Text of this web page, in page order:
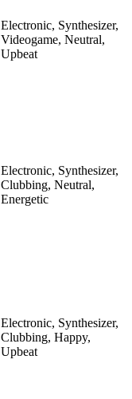
Electronic, Synthesizer,
Videogame, Neutral,
Upbeat
Electronic, Synthesizer,
Clubbing, Neutral,
Energetic
Electronic, Synthesizer,
Clubbing, Happy,
Upbeat